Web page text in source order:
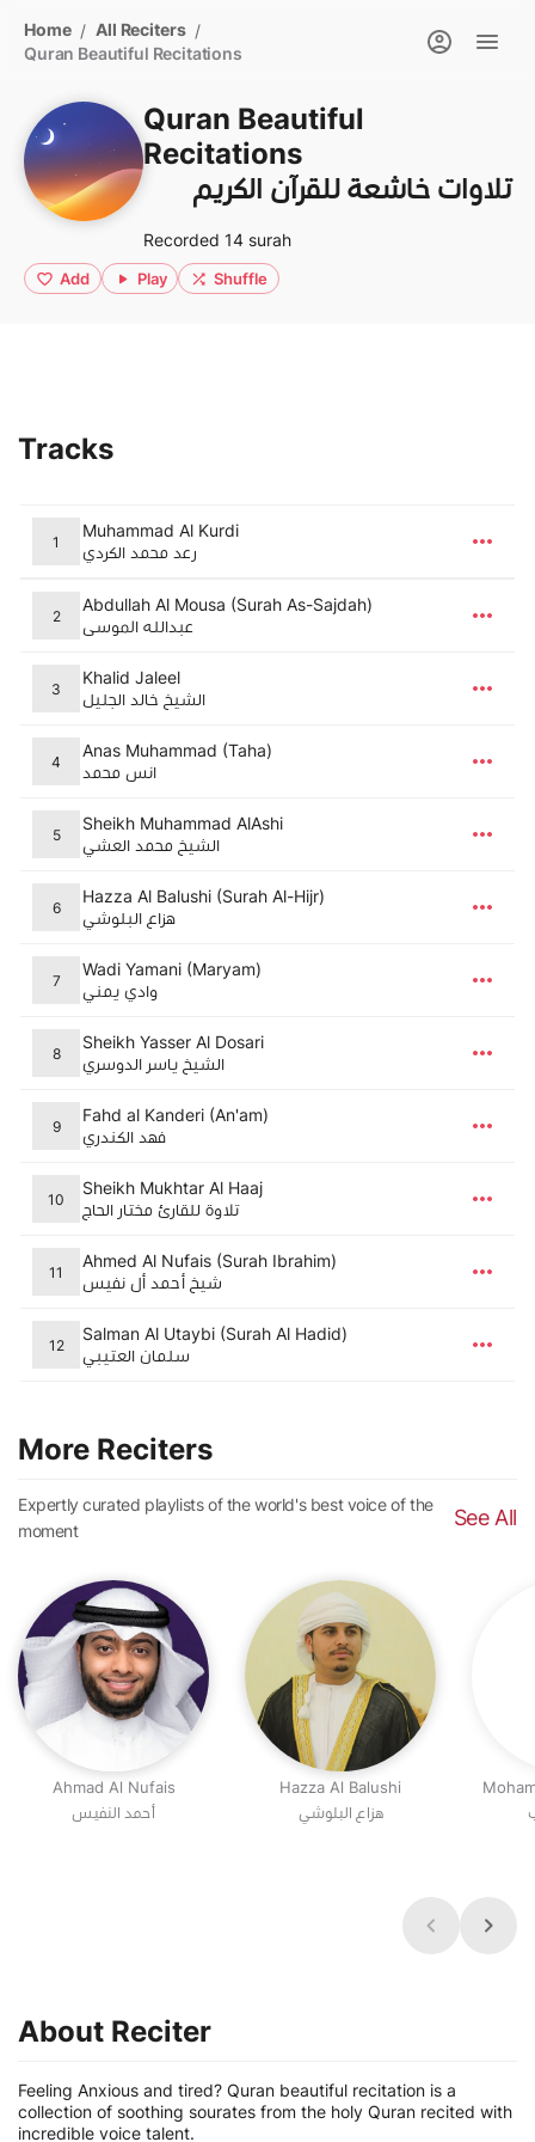
Home / All Reciters /
Quran Beautiful Recitations
Quran Beautiful
Recitations
تلاوات خاشعة للقرآن الكريم
Recorded 14 surah
Add Play Shuffle
Tracks
1
Muhammad Al Kurdi
رعد محمد الكردي
2
Abdullah Al Mousa (Surah As-Sajdah)
عبدالله الموسى
3
Khalid Jaleel
الشيخ خالد الجليل
4
Anas Muhammad (Taha)
انس محمد
5
Sheikh Muhammad AlAshi
الشيخ محمد العشي
6
Hazza Al Balushi (Surah Al-Hijr)
هزاع البلوشي
7
Wadi Yamani (Maryam)
وادي يمني
8
Sheikh Yasser Al Dosari
الشيخ ياسر الدوسري
9
Fahd al Kanderi (An'am)
فهد الكندري
10
Sheikh Mukhtar Al Haaj
تلاوة للقارئ مختار الحاج
11
Ahmed Al Nufais (Surah Ibrahim)
شيخ أحمد أل نفيس
12
Salman Al Utaybi (Surah Al Hadid)
سلمان العتيبي
More Reciters
Expertly curated playlists of the world's best voice of the
moment
See All
Ahmad Al Nufais
أحمد النفيس
Hazza Al Balushi
هزاع البلوشي
About Reciter
Feeling Anxious and tired? Quran beautiful recitation is a
collection of soothing sourates from the holy Quran recited with
incredible voice talent.